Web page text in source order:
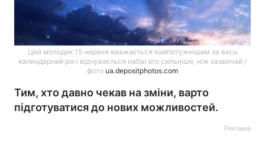
Цей молодик 15 червня вважається найпотужнішим за весь
календарний рік і відчувається набагато сильніше, ніж зазвичай /
фото ua.depositphotos.com
Тим, хто давно чекав на зміни, варто
підготуватися до нових можливостей.
Реклама